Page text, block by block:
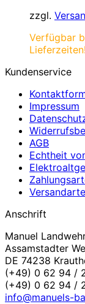
zzgl.
Verfügbar
Kundenservice
Impressum
AGB
Echtheit
Anschrift
Manuel
Assamstadter
DE 74238
(+49) 0 62 94 /
(+49) 0 62 94 /
info@manuels-